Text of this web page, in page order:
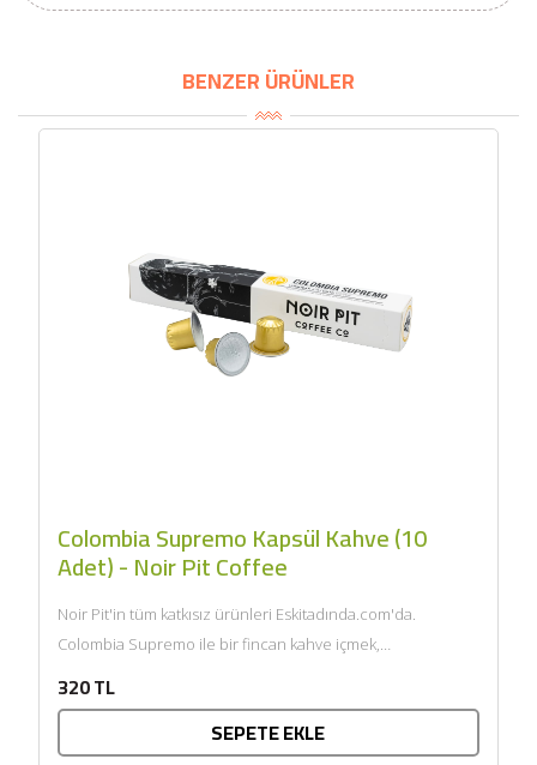
BENZER ÜRÜNLER
Colombia Supremo Kapsül Kahve (10
Adet) - Noir Pit Coffee
Noir Pit'in tüm katkısız ürünleri Eskitadında.com'da.
Colombia Supremo ile bir fincan kahve içmek,
320 TL
SEPETE EKLE
2100,00 TL
(2025 Yeni Hasat,
Güney Ege, 5 Litre) -
AtcaNova